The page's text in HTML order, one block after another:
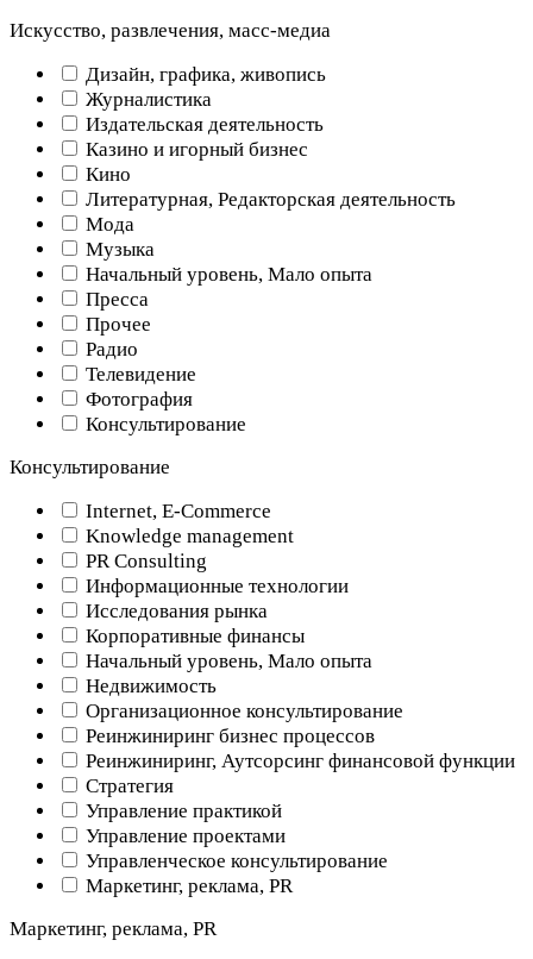
Искусство, развлечения, масс-медиа
Дизайн, графика, живопись
Журналистика
Издательская деятельность
Казино и игорный бизнес
Кино
Литературная, Редакторская деятельность
Мода
Музыка
Начальный уровень, Мало опыта
Пресса
Прочее
Радио
Телевидение
Фотография
Консультирование
Консультирование
Internet, E-Commerce
Knowledge management
PR Consulting
Информационные технологии
Исследования рынка
Корпоративные финансы
Начальный уровень, Мало опыта
Недвижимость
Организационное консультирование
Реинжиниринг бизнес процессов
Реинжиниринг, Аутсорсинг финансовой функции
Стратегия
Управление практикой
Управление проектами
Управленческое консультирование
Маркетинг, реклама, PR
Маркетинг, реклама, PR